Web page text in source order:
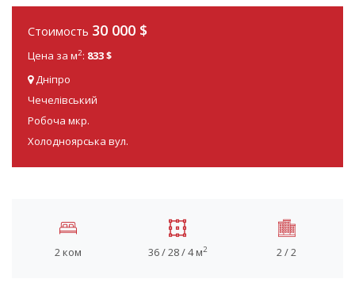
Стоимость 30 000 $
Цена за м2: 833 $
Дніпро
Чечелівський
Робоча мкр.
Холодноярська вул.
2 ком 36 / 28 / 4 м2 2 / 2